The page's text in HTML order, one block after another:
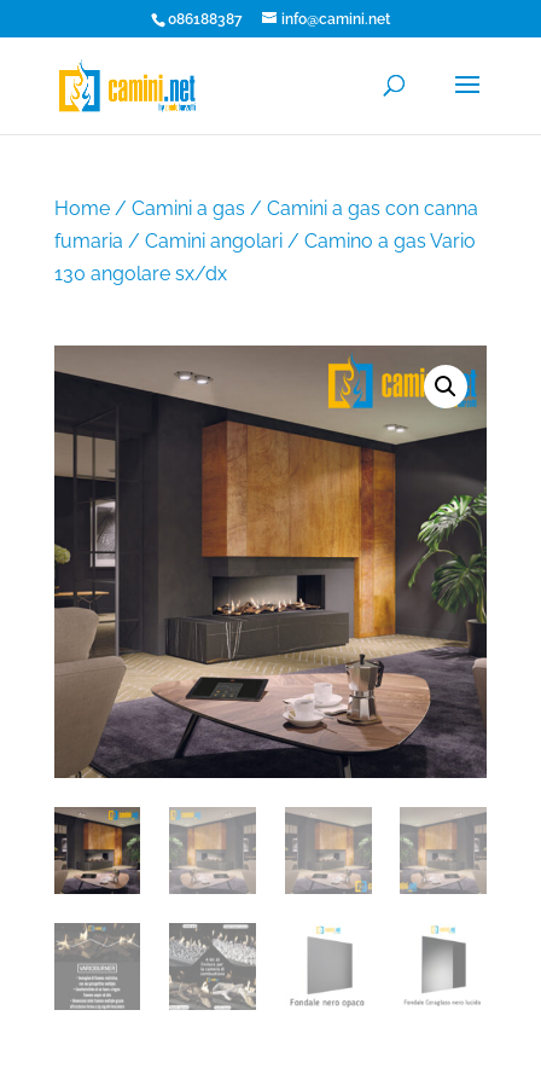
086188387 info@camini.net
Home/ Camini a gas / Camini a gas con canna
fumaria / Camini angolari/ Camino a gas Vario
130 angolare sx/dx